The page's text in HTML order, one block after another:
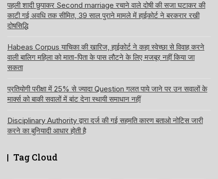
पहली शादी छुपाकर Second marriage रचाने वाले दोषी की सजा घटाकर की
काटी गई अवधि तक सीमित, 39 साल पुराने मामले में हाईकोर्ट ने बरकरार रखी
दोषसिद्धि
Habeas Corpus याचिका की खारिज, हाईकोर्ट ने कहा स्वेच्छा से विवाह करने
वाली बालिग महिला को माता-पिता के पास लौटने के लिए मजबूर नहीं किया जा
सकता
प्रतियोगी परीक्षा में 25% से ज्यादा Question गलत पाये जाने पर उन सवालों के
मार्क्स को बाकी सवालों में बांट देना स्थायी समाधान नहीं
Disciplinary Authority द्वारा दर्ज की गई सहमति कारण बताओ नोटिस जारी
करने का बुनियादी आधार होती है
Tag Cloud